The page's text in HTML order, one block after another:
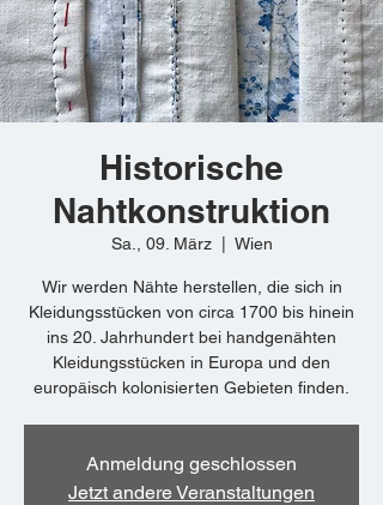
Historische
Nahtkonstruktion
Sa., 09. März
  |
Wien
Wir werden Nähte herstellen, die sich in
Kleidungsstücken von circa 1700 bis hinein
ins 20. Jahrhundert bei handgenähten
Kleidungsstücken in Europa und den
europäisch kolonisierten Gebieten finden.
Anmeldung geschlossen
Jetzt andere Veranstaltungen